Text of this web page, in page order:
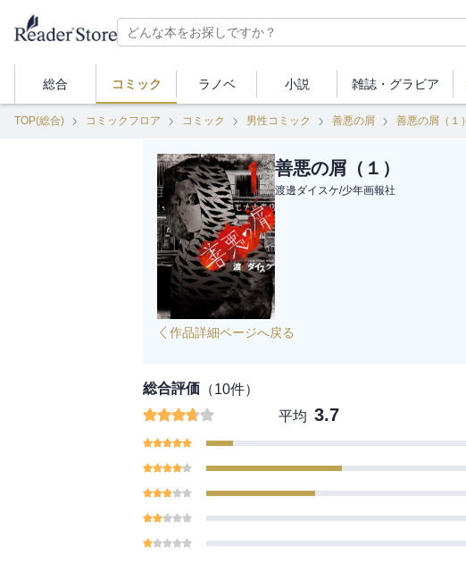
総合 コミック ラノベ 小説 雑誌・ グラビア
TOP(総合) コミックフロア コミック 男性コミック 善悪の屑 善悪の屑（１）
善悪の屑（１）
渡邊ダイスケ/少年画報社
作品詳細ページへ戻る
総合評価 （10件）
平均 3.7